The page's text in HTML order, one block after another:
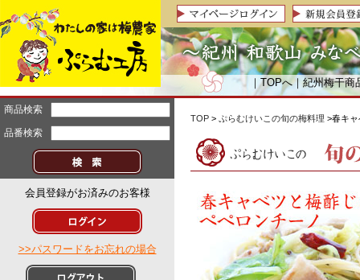
｜TOPへ｜紀州梅干商
商品検索
品番検索
会員登録がお済みのお客様
>>パスワードをお忘れの場合
TOP > ぷらむけいこの旬の梅料理 >春キ